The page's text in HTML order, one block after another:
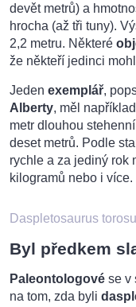
devět metrů) a
hrocha (až tři tuny).
2,2 metru. Některé
že někteří jedinci
Jeden exemplář,
Alberty, měl
metr dlouhou
deset metrů. Podle
rychle a za jediný rok
kilogramů nebo i více.
Daspletosaurus
Byl předkem
Paleontologové se v
na tom, zda byli